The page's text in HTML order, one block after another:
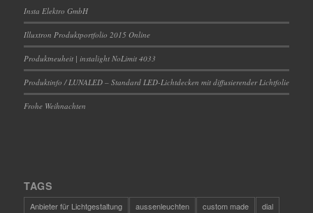
Insta Elektro GmbH
Illuxtron Produktportfolio 2015 Online
Produktneuheit | instalight NoLimit 4033
Produktinfo / LUNALED – Standard LED-Lichtdecken mit diffusierender Lichtfolie
Frohe Weihnachten
TAGS
Anbieter für Lichtgestaltung aussenleuchten custom made
dial